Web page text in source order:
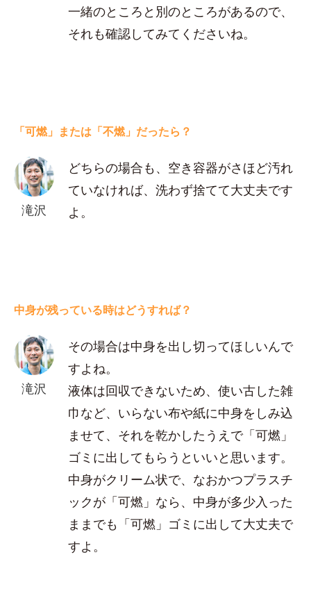
一緒のところと別のところがあるので、
それも確認してみてくださいね。
「可燃」または「不燃」だったら？
滝沢
どちらの場合も、空き容器がさほど汚れ
ていなければ、洗わず捨てて大丈夫です
よ。
中身が残っている時はどうすれば？
滝沢
その場合は中身を出し切ってほしいんで
すよね。
液体は回収できないため、使い古した雑
巾など、いらない布や紙に中身をしみ込
ませて、それを乾かしたうえで「可燃」
ゴミに出してもらうといいと思います。
中身がクリーム状で、なおかつプラスチ
ックが「可燃」なら、中身が多少入った
ままでも「可燃」ゴミに出して大丈夫で
すよ。